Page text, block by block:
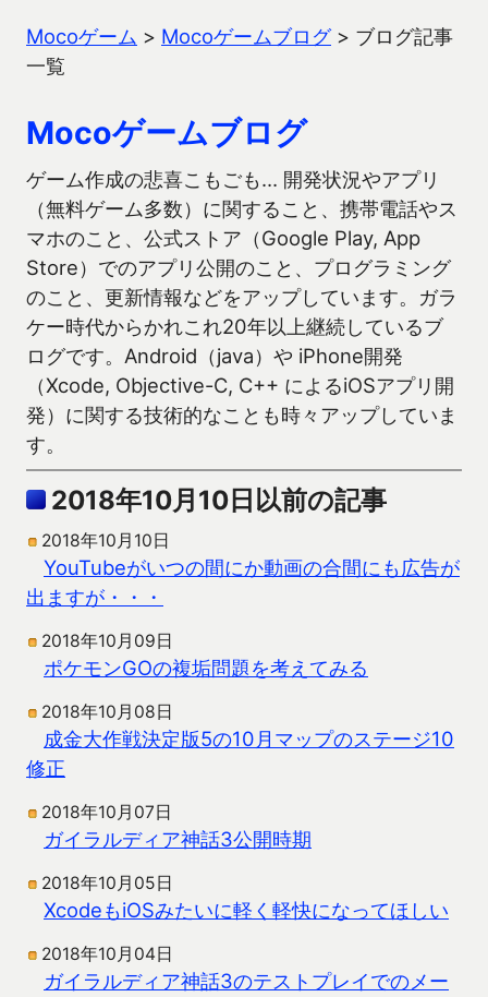
Mocoゲーム > Mocoゲームブログ> ブログ記事
一覧
Mocoゲームブログ
ゲーム作成の悲喜こもごも… 開発状況やアプリ
（無料ゲーム多数）に関すること、携帯電話やス
マホのこと、公式ストア（Google Play, App
Store）でのアプリ公開のこと、プログラミング
のこと、更新情報などをアップしています。ガラ
ケー時代からかれこれ20年以上継続しているブ
ログです。Android（java）や iPhone開発
（Xcode, Objective-C, C++ によるiOSアプリ開
発）に関する技術的なことも時々アップしていま
す。
2018年10月10日以前の記事
2018年10月10日
YouTubeがいつの間にか動画の合間にも広告が
出ますが・・・
2018年10月09日
ポケモンGOの複垢問題を考えてみる
2018年10月08日
成金大作戦決定版5の10月マップのステージ10
修正
2018年10月07日
ガイラルディア神話3公開時期
2018年10月05日
XcodeもiOSみたいに軽く軽快になってほしい
2018年10月04日
ガイラルディア神話3のテストプレイでのメー